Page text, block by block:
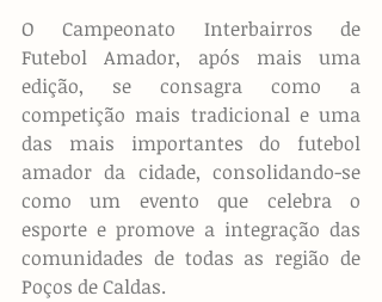
O Campeonato Interbairros de
Futebol Amador, após mais uma
edição, se consagra como a
competição mais tradicional e uma
das mais importantes do futebol
amador da cidade, consolidando-se
como um evento que celebra o
esporte e promove a integração das
comunidades de todas as região de
Poços de Caldas.